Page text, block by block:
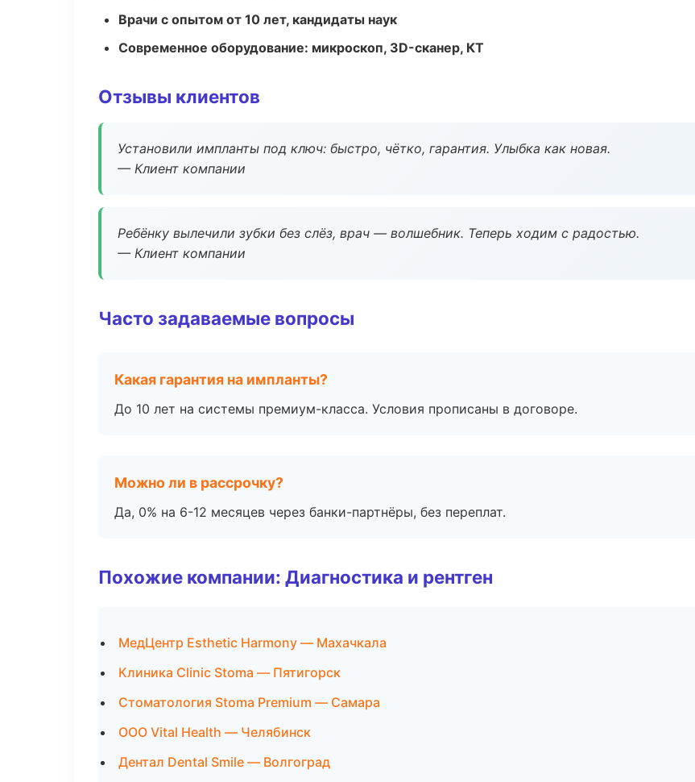
Врачи с опытом от 10 лет, кандидаты наук
Современное оборудование: микроскоп, 3D-сканер, КТ
Отзывы клиентов
Установили импланты под ключ: быстро, чётко, гарантия. Улыбка как новая.
— Клиент компании
Ребёнку вылечили зубки без слёз, врач — волшебник. Теперь ходим с радостью.
— Клиент компании
Часто задаваемые вопросы
Какая гарантия на импланты?
До 10 лет на системы премиум-класса. Условия прописаны в договоре.
Можно ли в рассрочку?
Да, 0% на 6-12 месяцев через банки-партнёры, без переплат.
Похожие компании: Диагностика и рентген
МедЦентр Esthetic Harmony — Махачкала
Клиника Clinic Stoma — Пятигорск
Стоматология Stoma Premium — Самара
ООО Vital Health — Челябинск
Дентал Dental Smile — Волгоград